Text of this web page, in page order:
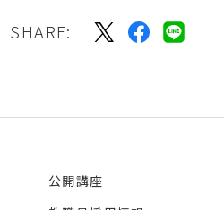
SHARE:
公開講座